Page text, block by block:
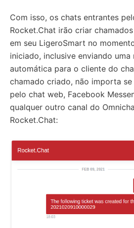
Com isso, os chats entrantes
Rocket.Chat irão criar
em seu LigeroSmart no
iniciado, inclusive enviando uma
automática para o cliente do
chamado criado, não importa
pelo chat web, Facebook
qualquer outro canal do
Rocket.Chat: